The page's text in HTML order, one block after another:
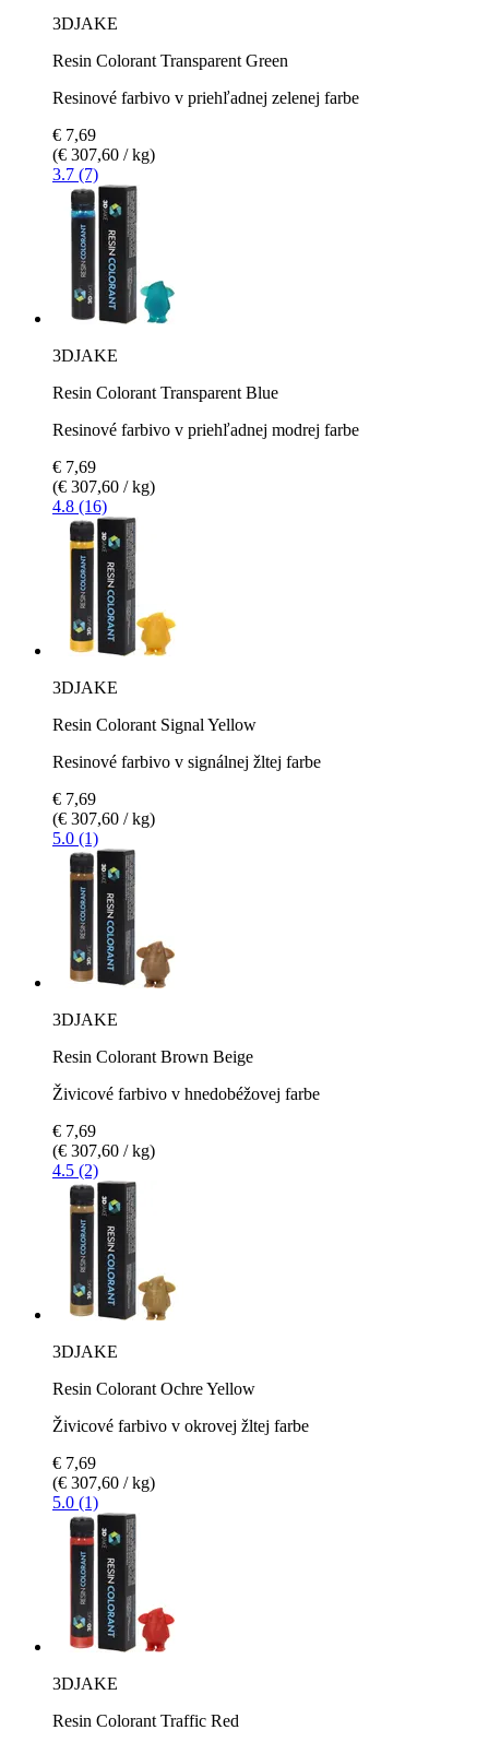
3DJAKE
Resin Colorant Transparent Green
Resinové farbivo v priehľadnej zelenej farbe
€ 7,69
(€ 307,60 / kg)
3.7 (7)
3DJAKE
Resin Colorant Transparent Blue
Resinové farbivo v priehľadnej modrej farbe
€ 7,69
(€ 307,60 / kg)
4.8 (16)
3DJAKE
Resin Colorant Signal Yellow
Resinové farbivo v signálnej žltej farbe
€ 7,69
(€ 307,60 / kg)
5.0 (1)
3DJAKE
Resin Colorant Brown Beige
Živicové farbivo v hnedobéžovej farbe
€ 7,69
(€ 307,60 / kg)
4.5 (2)
3DJAKE
Resin Colorant Ochre Yellow
Živicové farbivo v okrovej žltej farbe
€ 7,69
(€ 307,60 / kg)
5.0 (1)
3DJAKE
Resin Colorant Traffic Red